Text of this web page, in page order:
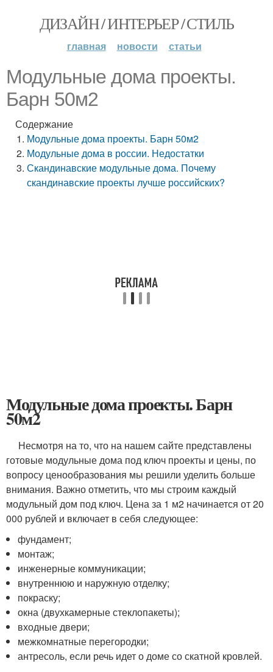
ДИЗАЙН / ИНТЕРЬЕР / СТИЛЬ
главная новости статьи
Модульные дома проекты.
Барн 50м2
Содержание
Модульные дома проекты. Барн 50м2
Модульные дома в россии. Недостатки
Скандинавские модульные дома. Почему
скандинавские проекты лучше российских?
Модульные дома проекты. Барн
50м2
Несмотря на то, что на нашем сайте представлены
готовые модульные дома под ключ проекты и цены, по
вопросу ценообразования мы решили уделить больше
внимания. Важно отметить, что мы строим каждый
модульный дом под ключ. Цена за 1 м2 начинается от 20
000 рублей и включает в себя следующее:
фундамент;
монтаж;
инженерные коммуникации;
внутреннюю и наружную отделку;
покраску;
окна (двухкамерные стеклопакеты);
входные двери;
межкомнатные перегородки;
антресоль, если речь идет о доме со скатной кровлей.